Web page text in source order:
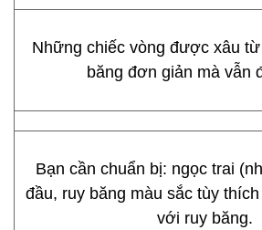
Những chiếc vòng được xâu
băng đơn giản mà vẫn
Bạn cần chuẩn bị: ngọc trai
đầu, ruy băng màu sắc tùy
với ruy băng.